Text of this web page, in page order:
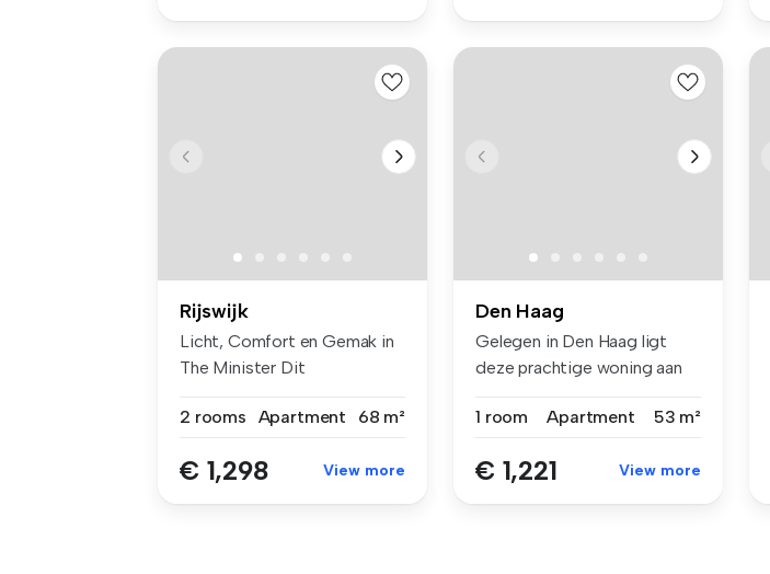
Rijswijk
Licht, Comfort en Gemak in
The Minister Dit
2 rooms
Apartment 68 m²
€ 1,298 View more
Den Haag
Gelegen in Den Haag ligt
deze prachtige woning aan
1 room
Apartment 53 m²
€ 1,221 View more